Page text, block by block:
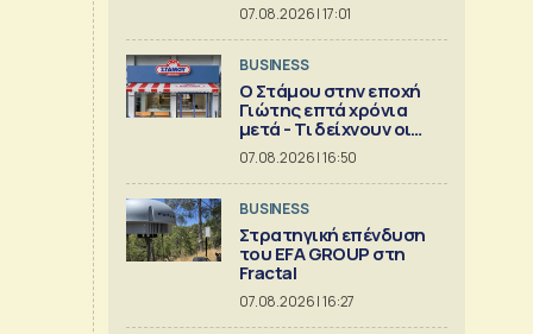
07.08.2026 | 17:01
BUSINESS
Ο Στάμου στην εποχή
Γιώτης επτά χρόνια
μετά - Τι δείχνουν οι
αριθμοί
07.08.2026 | 16:50
BUSINESS
Στρατηγική επένδυση
του EFA GROUP στη
Fractal
07.08.2026 | 16:27